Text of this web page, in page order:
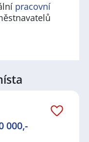
pracovní
000,-